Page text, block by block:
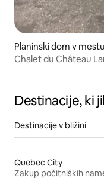
Planinski dom v
Chalet du Château
Destinacije, ki
Destinacije v bližini
Quebec City
Zakup počitniških